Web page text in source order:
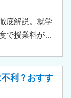
底解説。就学
で授業料が実
などをわかり
用負担を抑え
利？おすす